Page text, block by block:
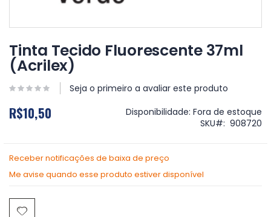
para
o
início
da
Galeria
imagens
Tinta Tecido Fluorescente 37ml
(Acrilex)
Seja o primeiro a avaliar este produto
R$10,50 Disponibilidade: Fora de estoque
SKU
908720
Receber notificações de baixa de preço
Me avise quando esse produto estiver disponível